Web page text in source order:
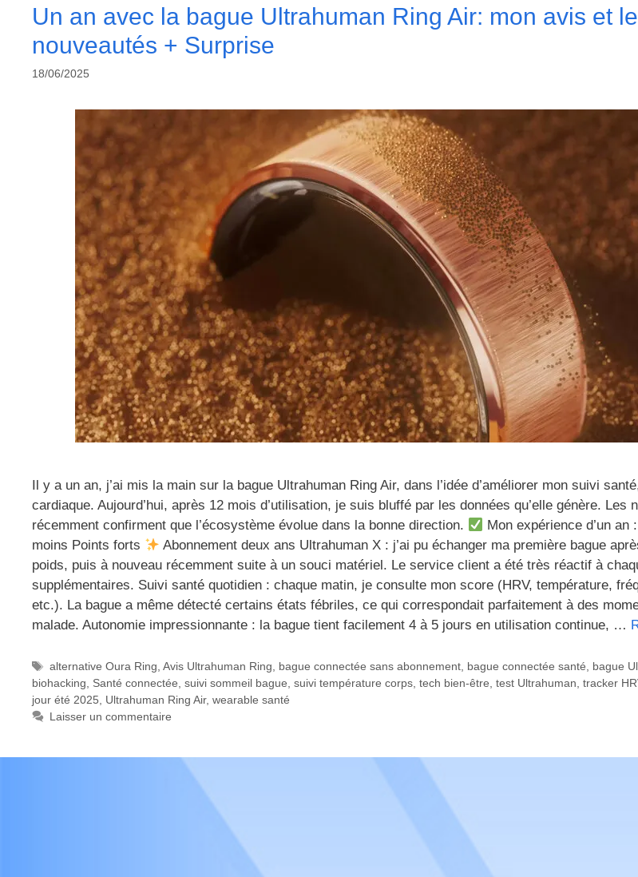
Un an avec la bague Ultrahuman Ring Air: mon avis et
nouveautés + Surprise
18/06/2025
Il y a un an, j’ai mis la main sur la bague Ultrahuman Ring Air, dans l’idée d’améliorer mon suivi
cardiaque. Aujourd’hui, après 12 mois d’utilisation, je suis bluffé par les données qu’elle génère. Les
récemment confirment que l’écosystème évolue dans la bonne direction.
Mon expérience d’un an
moins Points forts
Abonnement deux ans Ultrahuman X : j’ai pu échanger ma première bague
poids, puis à nouveau récemment suite à un souci matériel. Le service client a été très réactif à
supplémentaires. Suivi santé quotidien : chaque matin, je consulte mon score (HRV, température,
etc.). La bague a même détecté certains états fébriles, ce qui correspondait parfaitement à des
malade. Autonomie impressionnante : la bague tient facilement 4 à 5 jours en utilisation continue, …
Étiquettes
alternative Oura Ring, Avis Ultrahuman Ring, bague connectée sans abonnement, bague connectée santé, bague
biohacking, Santé connectée, suivi sommeil bague, suivi température corps, tech bien-être, test Ultrahuman, tracker
jour été 2025, Ultrahuman Ring Air, wearable santé
Laisser un commentaire